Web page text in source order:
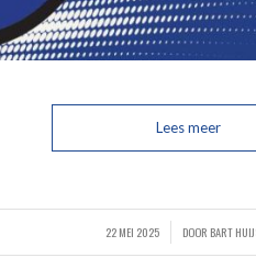
Lees meer
22 MEI 2025 DOOR BART